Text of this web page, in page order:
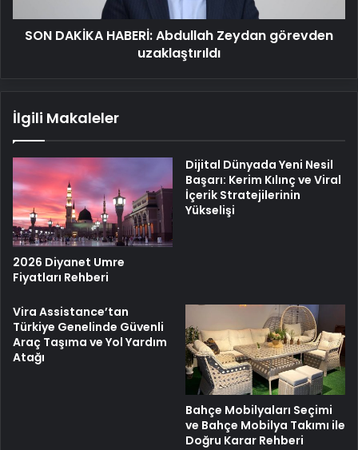
SON DAKİKA HABERİ: Abdullah Zeydan görevden
uzaklaştırıldı
İlgili Makaleler
2026 Diyanet Umre
Fiyatları Rehberi
Dijital Dünyada Yeni Nesil
Başarı: Kerim Kılınç ve Viral
İçerik Stratejilerinin
Yükselişi
Vira Assistance’tan
Türkiye Genelinde Güvenli
Araç Taşıma ve Yol Yardım
Atağı
Bahçe Mobilyaları Seçimi
ve Bahçe Mobilya Takımı ile
Doğru Karar Rehberi